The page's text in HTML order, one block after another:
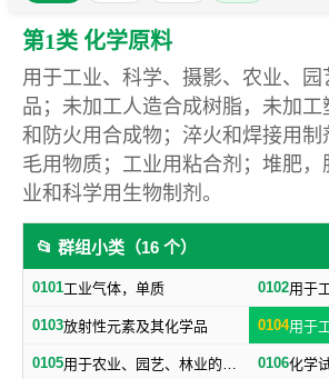
第1类 化学原料
用于工业、科学、摄影、农业、园
品；未加工人造合成树脂，未加工
和防火用合成物；淬火和焊接用制
毛用物质；工业用粘合剂；堆肥，
业和科学用生物制剂。
📂 群组小类（16 个）
0101工业气体，单质 0102
0103放射性元素及其化学品 0104
0105 用于农业、园艺、林业的化学品、化学制剂 0106化学